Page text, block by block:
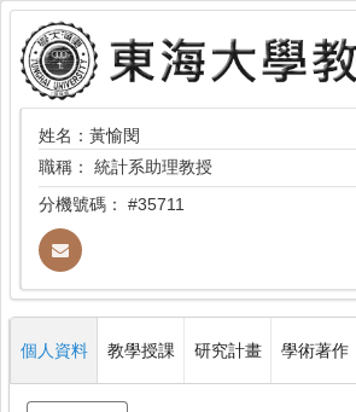
姓名：黃愉閔
職稱： 統計系助理教授
分機號碼： #35711
個人資料 教學授課 研究計畫 學術著作